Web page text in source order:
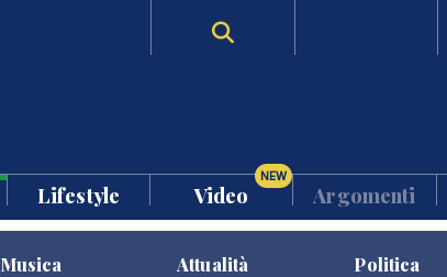
Lifestyle Video
NEW
Argomenti
Musica Attualità Politica